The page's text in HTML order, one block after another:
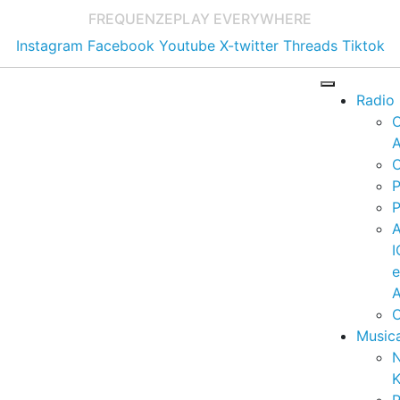
FREQUENZEPLAY EVERYWHERE
Instagram Facebook Youtube X-twitter Threads Tiktok
Radio
e